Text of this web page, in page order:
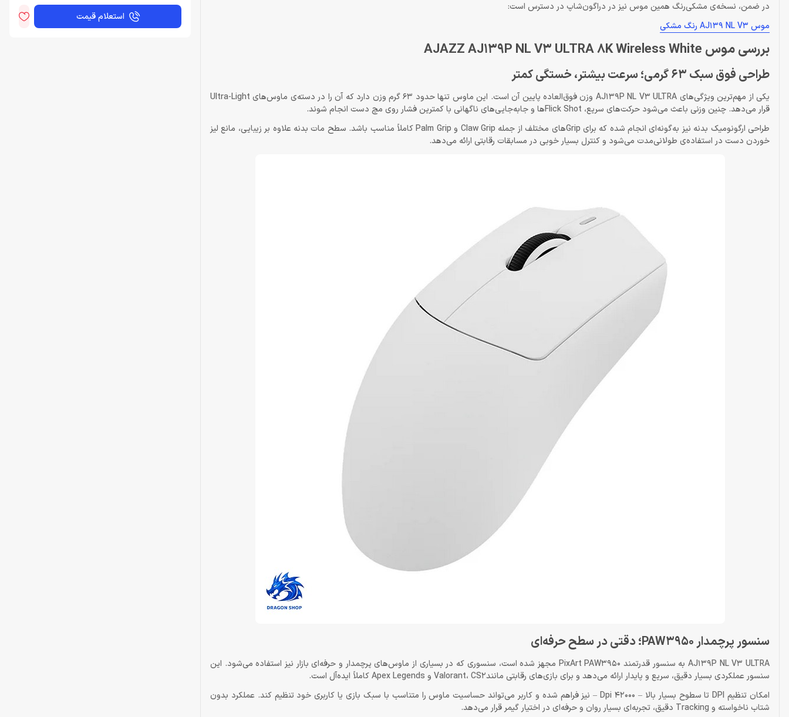
در ضمن، نسخه‌ی مشکی‌رنگ همین موس نیز در دراگون‌شاپ در دسترس است:
موس AJ139 NL V3 رنگ مشکی
بررسی موس AJAZZ AJ139P NL V3 ULTRA 8K Wireless White
طراحی فوق سبک 63 گرمی؛ سرعت بیشتر، خستگی کمتر
یکی از مهم‌ترین ویژگی‌های AJ139P NL V3 ULTRA وزن فوق‌العاده پایین آن است. این ماوس تنها حدود 63 گرم وزن دارد که آن را در دسته‌ی ماوس‌های Ultra-Light
قرار می‌دهد. چنین وزنی باعث می‌شود حرکت‌های سریع، Flick Shotها و جابه‌جایی‌های ناگهانی با کمترین فشار روی مچ دست انجام شوند.
طراحی ارگونومیک بدنه نیز به‌گونه‌ای انجام شده که برای Gripهای مختلف از جمله Claw Grip و Palm Grip کاملاً مناسب باشد. سطح مات بدنه علاوه بر زیبایی، مانع لیز
خوردن دست در استفاده‌ی طولانی‌مدت می‌شود و کنترل بسیار خوبی در مسابقات رقابتی ارائه می‌دهد.
سنسور پرچمدار PAW3950؛ دقتی در سطح حرفه‌ای
AJ139P NL V3 ULTRA به سنسور قدرتمند PixArt PAW3950 مجهز شده است، سنسوری که در بسیاری از ماوس‌های پرچمدار و حرفه‌ای بازار نیز استفاده می‌شود. این
سنسور عملکردی بسیار دقیق، سریع و پایدار ارائه می‌دهد و برای بازی‌های رقابتی مانندValorant، CS2 و Apex Legends کاملاً ایده‌آل است.
امکان تنظیم DPI تا سطوح بسیار بالا – 42000 Dpi – نیز فراهم شده و کاربر می‌تواند حساسیت ماوس را متناسب با سبک بازی یا کاربری خود تنظیم کند. عملکرد بدون
شتاب ناخواسته و Tracking دقیق، تجربه‌ای بسیار روان و حرفه‌ای در اختیار گیمر قرار می‌دهد.
استعلام قیمت